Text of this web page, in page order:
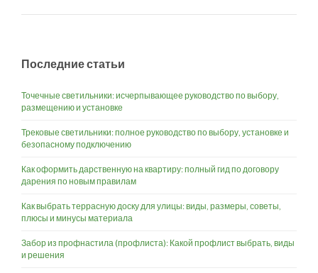
Последние статьи
Точечные светильники: исчерпывающее руководство по выбору,
размещению и установке
Трековые светильники: полное руководство по выбору, установке и
безопасному подключению
Как оформить дарственную на квартиру: полный гид по договору
дарения по новым правилам
Как выбрать террасную доску для улицы: виды, размеры, советы,
плюсы и минусы материала
Забор из профнастила (профлиста): Какой профлист выбрать, виды
и решения